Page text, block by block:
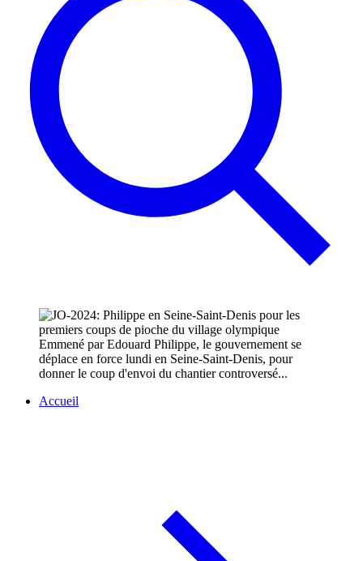
Emmené par Edouard Philippe, le gouvernement se
déplace en force lundi en Seine-Saint-Denis, pour
donner le coup d'envoi du chantier controversé...
Accueil